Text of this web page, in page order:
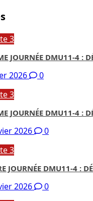
3
JOURNÉE DMU11-4 :
2026
0
3
JOURNÉE DMU11-4 :
2026
0
3
JOURNÉE DMU11-4 :
2026
0